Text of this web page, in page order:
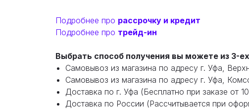
Подробнее про рассрочку и кредит
Подробнее про трейд-ин
Выбрать способ получения вы можете из 3-
Самовывоз из магазина по адресу г. Уфа,
Самовывоз из магазина по адресу г. Уфа,
Доставка по г. Уфа (Бесплатно при заказе от
Доставка по России (Рассчитывается при